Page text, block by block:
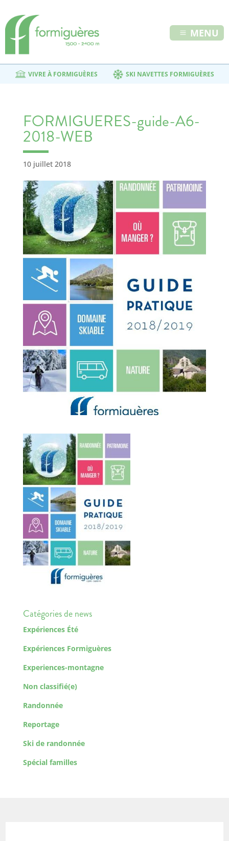
MENU
VIVRE À FORMIGUÈRES SKI NAVETTES FORMIGUÈRES
FORMIGUERES-guide-A6-
2018-WEB
10 juillet 2018
Catégories de news
Expériences Été
Expériences Formiguères
Experiences-montagne
Non classifié(e)
Randonnée
Reportage
Ski de randonnée
Spécial familles